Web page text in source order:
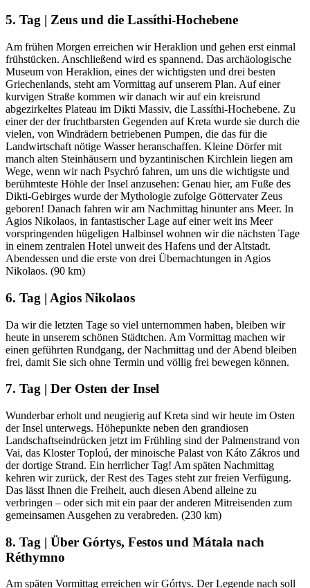
5. Tag | Zeus und die Lassíthi-Hochebene
Am frühen Morgen erreichen wir Heraklion und gehen erst einmal
frühstücken. Anschließend wird es spannend. Das archäologische
Museum von Heraklion, eines der wichtigsten und drei besten
Griechenlands, steht am Vormittag auf unserem Plan. Auf einer
kurvigen Straße kommen wir danach wir auf ein kreisrund
abgezirkeltes Plateau im Dikti Massiv, die Lassíthi-Hochebene. Zu
einer der der fruchtbarsten Gegenden auf Kreta wurde sie durch die
vielen, von Windrädern betriebenen Pumpen, die das für die
Landwirtschaft nötige Wasser heranschaffen. Kleine Dörfer mit
manch alten Steinhäusern und byzantinischen Kirchlein liegen am
Wege, wenn wir nach Psychró fahren, um uns die wichtigste und
berühmteste Höhle der Insel anzusehen: Genau hier, am Fuße des
Dikti-Gebirges wurde der Mythologie zufolge Göttervater Zeus
geboren! Danach fahren wir am Nachmittag hinunter ans Meer. In
Agios Nikolaos, in fantastischer Lage auf einer weit ins Meer
vorspringenden hügeligen Halbinsel wohnen wir die nächsten Tage
in einem zentralen Hotel unweit des Hafens und der Altstadt.
Abendessen und die erste von drei Übernachtungen in Agios
Nikolaos. (90 km)
6. Tag | Agios Nikolaos
Da wir die letzten Tage so viel unternommen haben, bleiben wir
heute in unserem schönen Städtchen. Am Vormittag machen wir
einen geführten Rundgang, der Nachmittag und der Abend bleiben
frei, damit Sie sich ohne Termin und völlig frei bewegen können.
7. Tag | Der Osten der Insel
Wunderbar erholt und neugierig auf Kreta sind wir heute im Osten
der Insel unterwegs. Höhepunkte neben den grandiosen
Landschaftseindrücken jetzt im Frühling sind der Palmenstrand von
Vai, das Kloster Toploú, der minoische Palast von Káto Zákros und
der dortige Strand. Ein herrlicher Tag! Am späten Nachmittag
kehren wir zurück, der Rest des Tages steht zur freien Verfügung.
Das lässt Ihnen die Freiheit, auch diesen Abend alleine zu
verbringen – oder sich mit ein paar der anderen Mitreisenden zum
gemeinsamen Ausgehen zu verabreden. (230 km)
8. Tag | Über Górtys, Festos und Mátala nach
Réthymno
Am späten Vormittag erreichen wir Górtys. Der Legende nach soll